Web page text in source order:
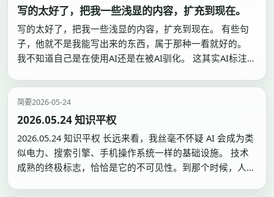
写的太好了，把我一些浅显的内容，扩充到现在。
写的太好了，把我一些浅显的内容，扩充到现在。 有些句
子，他就不是我能写出来的东西，属于那种一看就好的。
我不知道自己是在使用AI还是在被AI驯化。 这其实AI标注功
候，我们在其中到底扮演了什么样的角色。 效率的提升是
幻觉吗
简要2026-05-24
2026.05.24 知识平权
2026.05.24 知识平权 长远来看，我丝毫不怀疑 AI 会成为类
似电力、搜索引擎、手机操作系统一样的基础设施。 技术
成熟的终极标志，恰恰是它的不可见性。到那个时候，人不